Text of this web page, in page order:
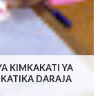
KIMKAKATI YA
DARAJA